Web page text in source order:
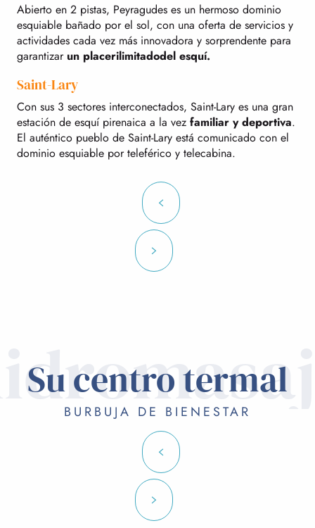
Abierto en 2 pistas, Peyragudes es un hermoso dominio
esquiable bañado por el sol, con una oferta de servicios y
actividades cada vez más innovadora y sorprendente para
garantizar un placerilimitadodel esquí.
Saint-Lary
Con sus 3 sectores interconectados, Saint-Lary es una gran
estación de esquí pirenaica a la vez familiar y deportiva.
El auténtico pueblo de Saint-Lary está comunicado con el
dominio esquiable por teleférico y telecabina.
Su centro termal
BURBUJA DE BIENESTAR